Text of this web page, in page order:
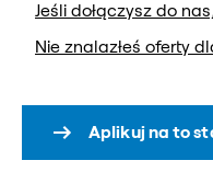
Jeśli dołączysz do
Nie znalazłeś oferty
Aplikuj na to